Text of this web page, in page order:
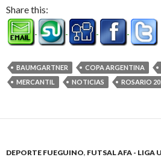
Share this:
BAUMGARTNER COPA ARGENTINA
MERCANTIL
NOTICIAS ROSARIO
DEPORTE FUEGUINO, FUTSAL AFA - LIGA